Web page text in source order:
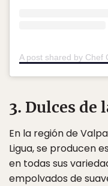
3. Dulces de
En la región de
Ligua, se producen
en todas sus
empolvados de